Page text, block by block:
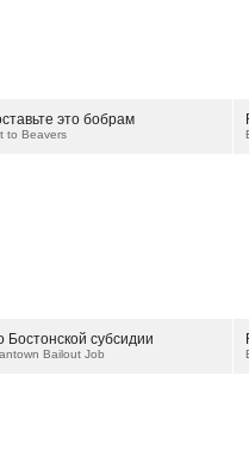
это бобрам
to Beavers
Бостонской субсидии
Bailout Job